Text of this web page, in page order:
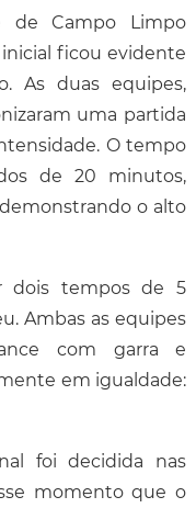
de Campo Limpo
inicial ficou evidente
As duas equipes,
uma partida
O tempo
de 20 minutos,
o alto
dois tempos de 5
Ambas as equipes
com garra e
em igualdade:
foi decidida nas
momento que o